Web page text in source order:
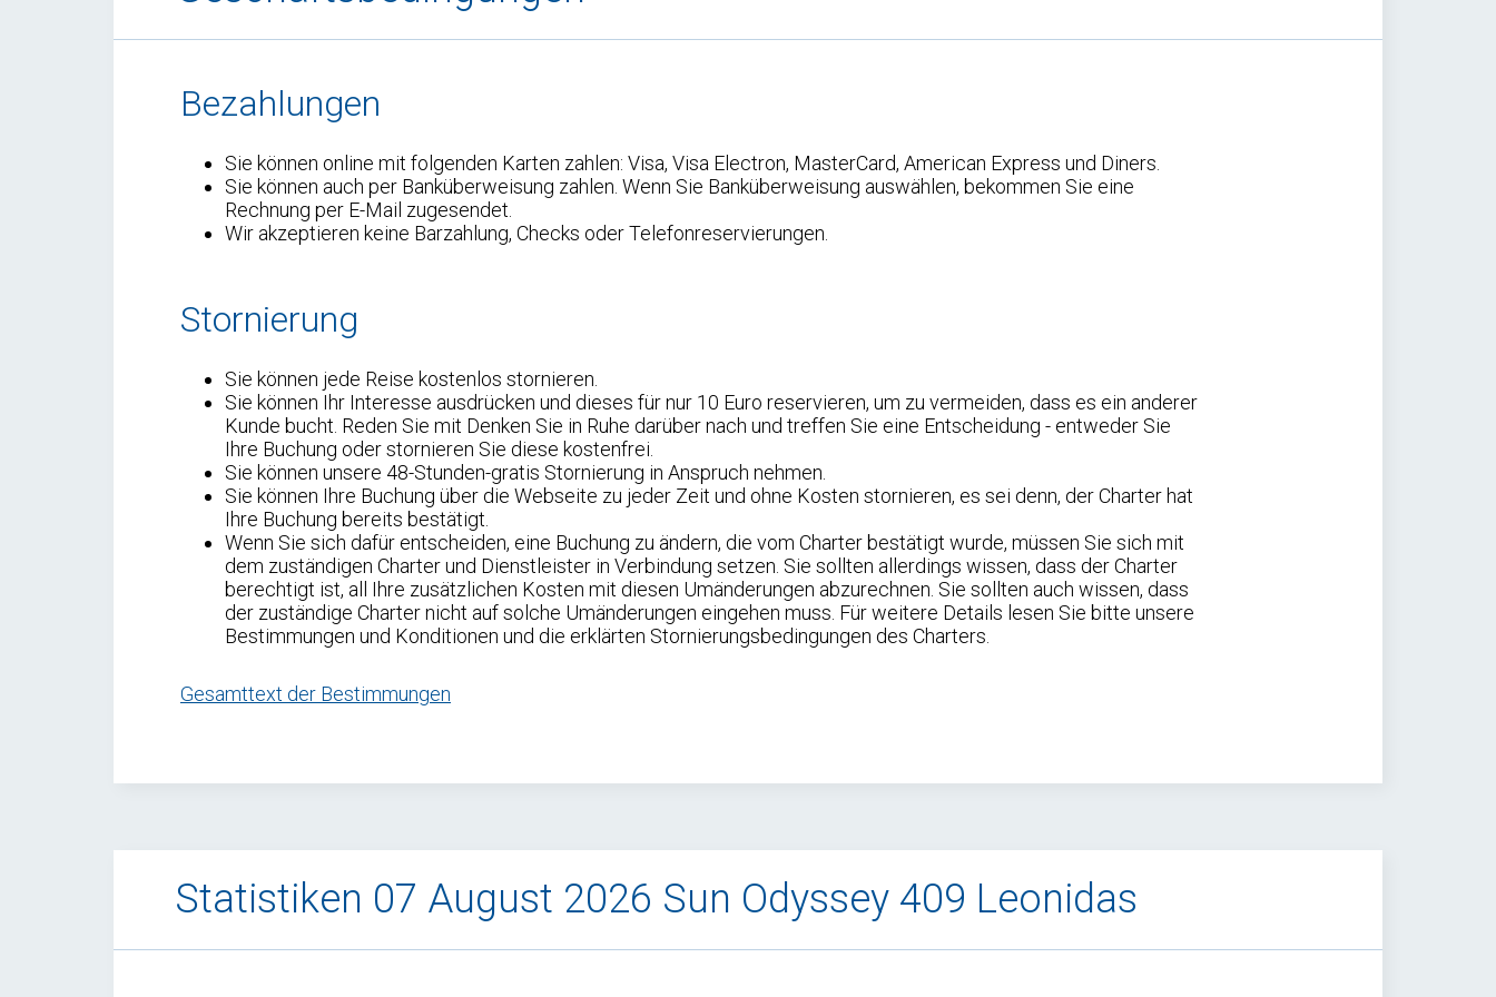
Bezahlungen
Sie können online mit folgenden Karten zahlen: Visa, Visa Electron, MasterCard, American Express und Diners.
Sie können auch per Banküberweisung zahlen. Wenn Sie Banküberweisung auswählen, bekommen Sie eine
Rechnung per E-Mail zugesendet.
Wir akzeptieren keine Barzahlung, Checks oder Telefonreservierungen.
Stornierung
Sie können jede Reise kostenlos stornieren.
Sie können Ihr Interesse ausdrücken und dieses für nur 10 Euro reservieren, um zu vermeiden, dass es ein anderer
Kunde bucht. Reden Sie mit Denken Sie in Ruhe darüber nach und treffen Sie eine Entscheidung - entweder Sie
Ihre Buchung oder stornieren Sie diese kostenfrei.
Sie können unsere 48-Stunden-gratis Stornierung in Anspruch nehmen.
Sie können Ihre Buchung über die Webseite zu jeder Zeit und ohne Kosten stornieren, es sei denn, der Charter hat
Ihre Buchung bereits bestätigt.
Wenn Sie sich dafür entscheiden, eine Buchung zu ändern, die vom Charter bestätigt wurde, müssen Sie sich mit
dem zuständigen Charter und Dienstleister in Verbindung setzen. Sie sollten allerdings wissen, dass der Charter
berechtigt ist, all Ihre zusätzlichen Kosten mit diesen Umänderungen abzurechnen. Sie sollten auch wissen, dass
der zuständige Charter nicht auf solche Umänderungen eingehen muss. Für weitere Details lesen Sie bitte unsere
Bestimmungen und Konditionen und die erklärten Stornierungsbedingungen des Charters.
Gesamttext der Bestimmungen
Statistiken 07 August 2026 Sun Odyssey 409 Leonidas